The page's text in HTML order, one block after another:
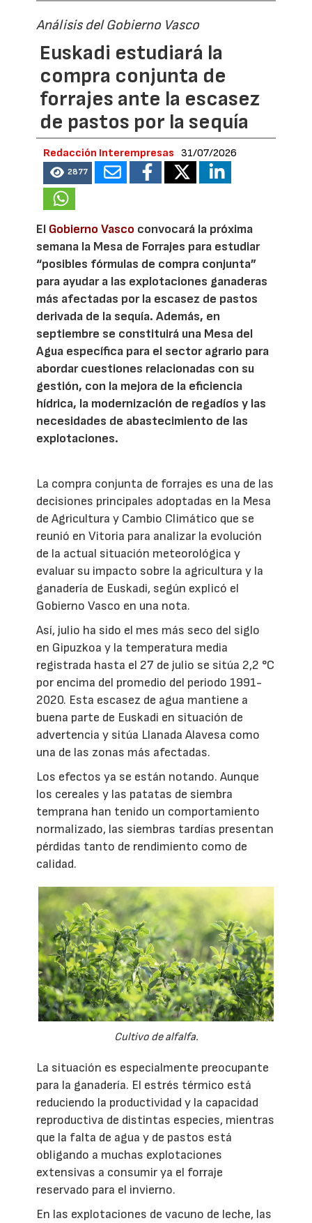
Análisis del Gobierno Vasco
Euskadi estudiará la
compra conjunta de
forrajes ante la escasez
de pastos por la sequía
Redacción Interempresas 31/07/2026
2877
El Gobierno Vasco convocará la próxima
semana la Mesa de Forrajes para estudiar
“posibles fórmulas de compra conjunta”
para ayudar a las explotaciones ganaderas
más afectadas por la escasez de pastos
derivada de la sequía. Además, en
septiembre se constituirá una Mesa del
Agua específica para el sector agrario para
abordar cuestiones relacionadas con su
gestión, con la mejora de la eficiencia
hídrica, la modernización de regadíos y las
necesidades de abastecimiento de las
explotaciones.
La compra conjunta de forrajes es una de las
decisiones principales adoptadas en la Mesa
de Agricultura y Cambio Climático que se
reunió en Vitoria para analizar la evolución
de la actual situación meteorológica y
evaluar su impacto sobre la agricultura y la
ganadería de Euskadi, según explicó el
Gobierno Vasco en una nota.
Así, julio ha sido el mes más seco del siglo
en Gipuzkoa y la temperatura media
registrada hasta el 27 de julio se sitúa 2,2 °C
por encima del promedio del periodo 1991-
2020. Esta escasez de agua mantiene a
buena parte de Euskadi en situación de
advertencia y sitúa Llanada Alavesa como
una de las zonas más afectadas.
Los efectos ya se están notando. Aunque
los cereales y las patatas de siembra
temprana han tenido un comportamiento
normalizado, las siembras tardías presentan
pérdidas tanto de rendimiento como de
calidad.
Cultivo de alfalfa.
La situación es especialmente preocupante
para la ganadería. El estrés térmico está
reduciendo la productividad y la capacidad
reproductiva de distintas especies, mientras
que la falta de agua y de pastos está
obligando a muchas explotaciones
extensivas a consumir ya el forraje
reservado para el invierno.
En las explotaciones de vacuno de leche, las